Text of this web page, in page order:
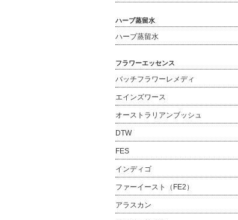
ハーブ蒸留水
ハーブ蒸留水
フラワーエッセンス
バッチフラワーレメディ
エインズワース
オーストラリアンブッシュ
DTW
FES
インディゴ
ファーイースト（FE2）
アラスカン